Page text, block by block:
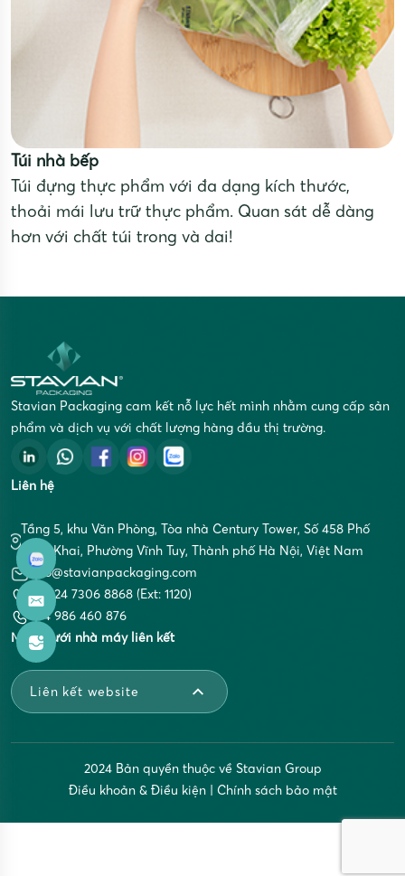
Túi nhà bếp
Túi đựng thực phẩm với đa dạng kích thước,
thoải mái lưu trữ thực phẩm. Quan sát dễ dàng
hơn với chất túi trong và dai!
Stavian Packaging cam kết nỗ lực hết mình nhằm cung cấp sản
phẩm và dịch vụ với chất lượng hàng đầu thị trường.
Liên hệ
Tầng 5, khu Văn Phòng, Tòa nhà Century Tower, Số 458 Phố
Minh Khai, Phường Vĩnh Tuy, Thành phố Hà Nội, Việt Nam
info@stavianpackaging.com
+84 24 7306 8868 (Ext: 1120)
+84 986 460 876
Mạng lưới nhà máy liên kết
Liên kết website
2024 Bản quyền thuộc về Stavian Group
Điều khoản & Điều kiện| Chính sách bảo mật